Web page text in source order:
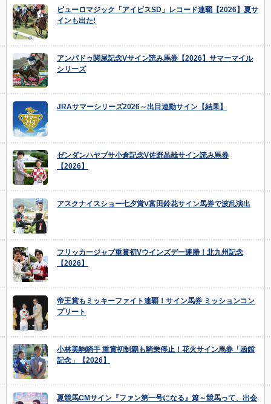
ピューロマジック「アイビスSD」レコード連覇【2026】夏サ
インも出た!
アンパドゥ関屋記念Vサイン読み馬券【2026】サマーマイル
シリーズ
JRAサマーシリーズ2026～出目連動サイン【結果】
ゼンダンハヤブサ小倉記念V佐野晶哉サイン読み馬券
【2026】
アスクナイスショー七夕賞V富田鈴花サイン馬券で波乱演出
フリッカージャブ重賞初Vウインズデー連勝！北九州記念
【2026】
帝王賞もミッキーファイト連覇！サイン馬券 ミッションコン
プリート
小林美駒騎手 重賞初制覇も騎乗停止！花火サイン馬券「函館
記念」【2026】
夏競馬CMサイン『ファン第一号になる』篇～競馬って、出会